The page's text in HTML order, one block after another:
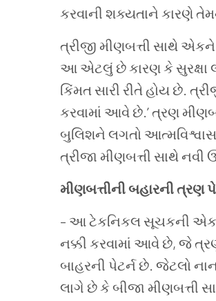
કરવાની શક્યતાને કારણે
ત્રીજી મીણબત્તી સાથે એકને
આ એટલું છેકારણકે સુરક્ષા
કિંમત સારી રીતેહોય છે.
કરવામાં આવે છે.’ત્રણ
બુલિશને લગતો આત્મવિશ્વાસ
ત્રીજા મીણબત્તી સાથેનવી
મીણબત્તીનીબહારનીત્રણ
– આટેકનિકલ સૂચકની એક
નક્કી કરવામાં આવે છે, જે
બાહરની પેટર્ન છે. જેટલો
લાગે છેકેબીજા મીણબત્તી